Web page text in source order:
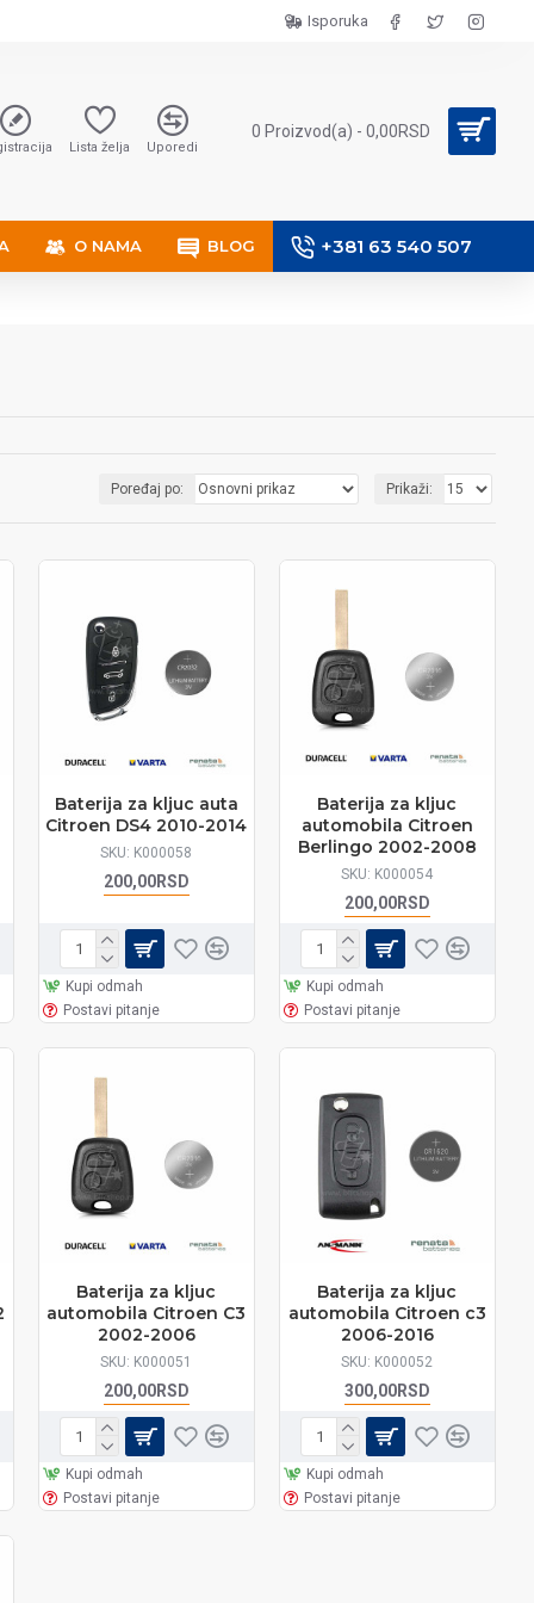
Isporuka
Lista želja Uporedi
0 Proizvod(a) - 0,00RSD
O NAMA BLOG +381 63 540 507
Poređaj po: Prikaži:
SKU: K000058
Baterija za kljuc auta
Citroen DS4 2010-2014
200,00RSD
Kupi odmah
Postavi pitanje
SKU: K000054
Baterija za kljuc
automobila Citroen
Berlingo 2002-2008
200,00RSD
Kupi odmah
Postavi pitanje
SKU: K000051
Baterija za kljuc
automobila Citroen C3
2002-2006
200,00RSD
Kupi odmah
Postavi pitanje
SKU: K000052
Baterija za kljuc
automobila Citroen c3
2006-2016
300,00RSD
Kupi odmah
Postavi pitanje